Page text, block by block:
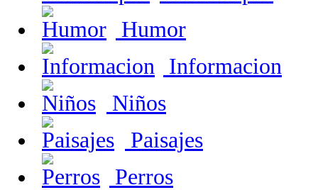
Humor
Informacion
Niños
Paisajes
Perros